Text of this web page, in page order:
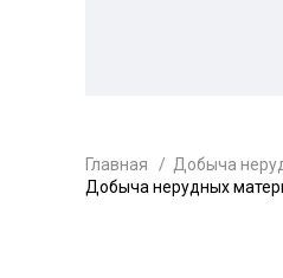
Главная Добыча
Добыча нерудных